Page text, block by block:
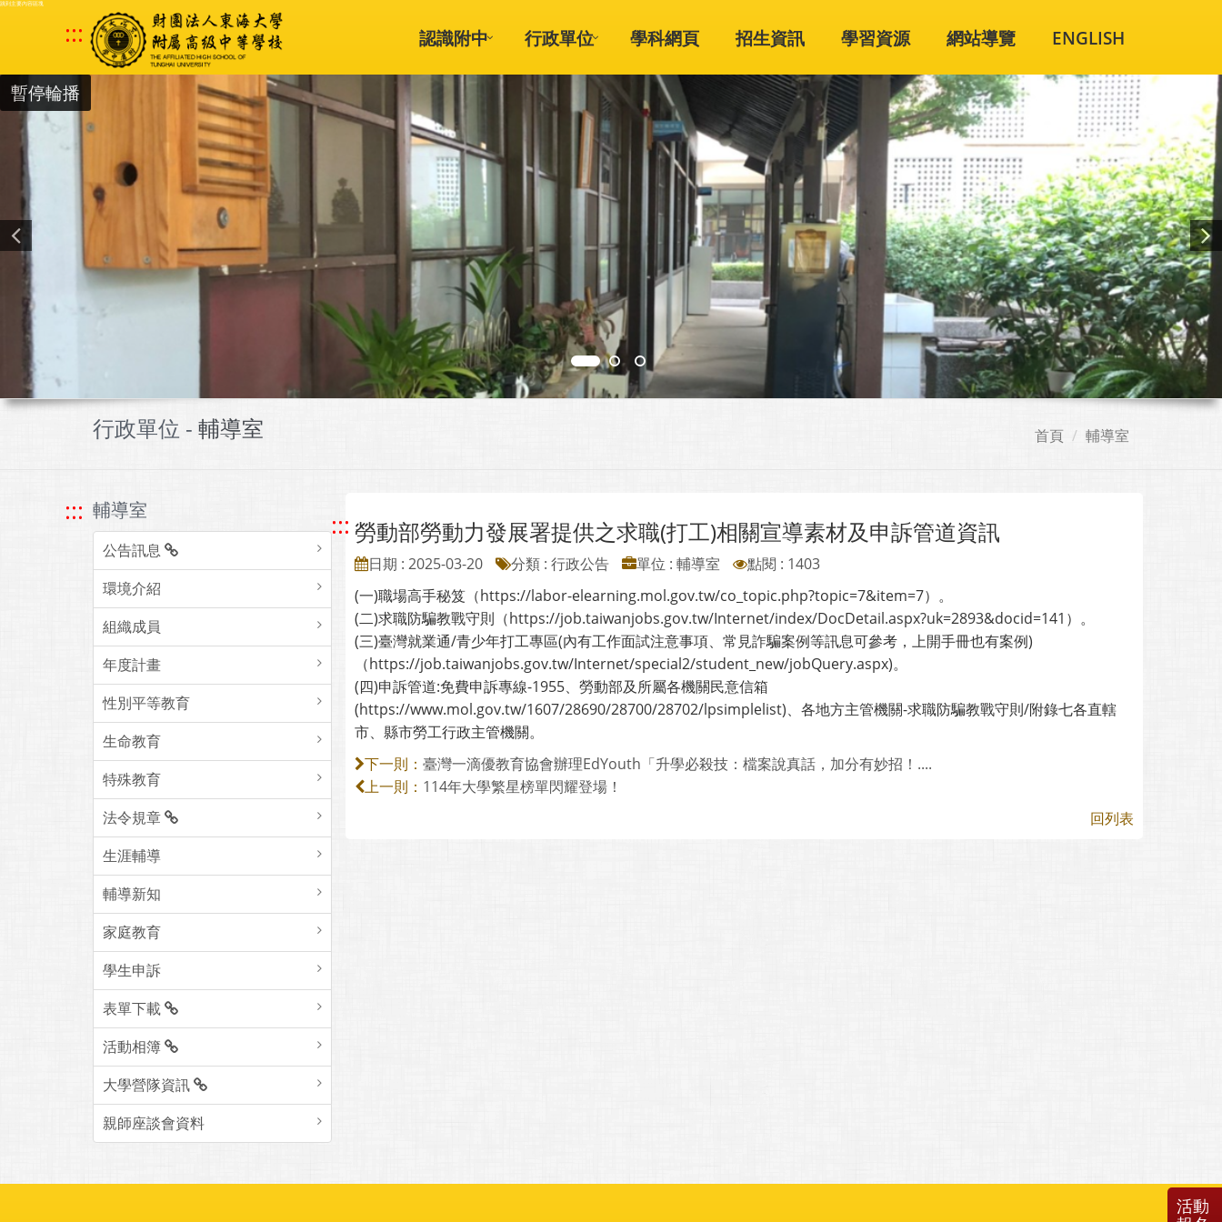
跳到主要內容區塊
::: 認識附中 行政單位 學科網頁 招生資訊 學習資源 網站導覽 ENGLISH
暫停輪播
行政單位 - 輔導室 首頁 輔導室
::: 輔導室
公告訊息
環境介紹
組織成員
年度計畫
性別平等教育
生命教育
特殊教育
法令規章
生涯輔導
輔導新知
家庭教育
學生申訴
表單下載
活動相簿
大學營隊資訊
親師座談會資料
::: 勞動部勞動力發展署提供之求職(打工)相關宣導素材及申訴管道資訊
日期 : 2025-03-20 分類 : 行政公告 單位 : 輔導室
點閱 : 1403
(一)職場高手秘笈（https://labor-elearning.mol.gov.tw/co_topic.php?topic=7&item=7）。
(二)求職防騙教戰守則（https://job.taiwanjobs.gov.tw/Internet/index/DocDetail.aspx?uk=2893&docid=141）。
(三)臺灣就業通/青少年打工專區(內有工作面試注意事項、常見詐騙案例等訊息可參考，上開手冊也有案例)
（https://job.taiwanjobs.gov.tw/Internet/special2/student_new/jobQuery.aspx)。
(四)申訴管道:免費申訴專線-1955、勞動部及所屬各機關民意信箱
(https://www.mol.gov.tw/1607/28690/28700/28702/lpsimplelist)、各地方主管機關-求職防騙教戰守則/附錄七各直轄
市、縣市勞工行政主管機關。
下一則： 臺灣一滴優教育協會辦理EdYouth「升學必殺技：檔案說真話，加分有妙招！....
上一則： 114年大學繁星榜單閃耀登場！
回列表
活動